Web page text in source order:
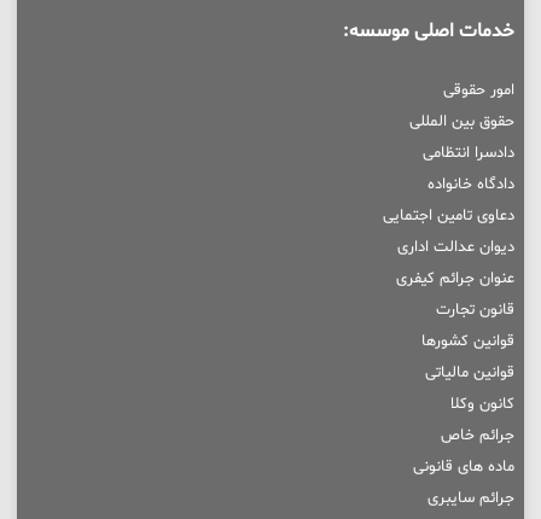
خدمات اصلی موسسه:
امور حقوقی
حقوق بین المللی
دادسرا انتظامی
دادگاه خانواده
دعاوی تامین اجتمایی
دیوان عدالت اداری
عنوان جرائم کیفری
قانون تجارت
قوانین کشورها
قوانین مالیاتی
کانون وکلا
جرائم خاص
ماده های قانونی
جرائم سایبری